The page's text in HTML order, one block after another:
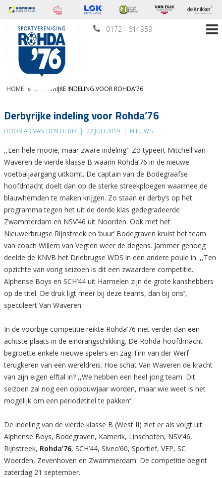
0172 - 614959
HOME » DERBYRIJKE INDELING VOOR ROHDA’76
Derbyrijke indeling voor Rohda’76
DOOR AD VAN DEN HERIK | 22 JULI 2019 | NIEUWS
,,Een hele mooie, maar zware indeling’’. Zo typeert Mitchell van
Waveren de vierde klasse B waarin Rohda’76 in de nieuwe
voetbaljaargang uitkomt. De captain van de Bodegraafse
hoofdmacht doelt dan op de sterke streekploegen waarmee de
blauwhemden te maken krijgen. Zo staan er derby’s op het
programma tegen het uit de derde klas gedegradeerde
Zwammerdam en NSV’46 uit Noorden. Ook met het
Nieuwerbrugse Rijnstreek en ‘buur’ Bodegraven kruist het team
van coach Willem van Vegten weer de degens. Jammer genoeg
deelde de KNVB het Driebrugse WDS in een andere poule in. ,,Ten
opzichte van vorig seizoen is dit een zwaardere competitie.
Alphense Boys en SCH’44 uit Harmelen zijn de grote kanshebbers
op de titel. De druk ligt meer bij deze teams, dan bij ons’’,
speculeert Van Waveren.
In de voorbije competitie reikte Rohda’76 niet verder dan een
achtste plaats in de eindrangschikking. De Rohda-hoofdmacht
begroette enkele nieuwe spelers en zag Tim van der Werf
terugkeren van een wereldreis. Hoe schat Van Waveren de kracht
van zijn eigen elftal in? ,,We hebben een heel jong team. Dit
seizoen zal nog een opbouwjaar worden, maar wie weet is het
mogelijk om een periodetitel te pakken’’.
De indeling van de vierde klasse B (West II) ziet er als volgt uit:
Alphense Boys, Bodegraven, Kamerik, Linschoten, NSV’46,
Rijnstreek, Rohda’76, SCH’44, Siveo’60, Sportief, VEP, SC
Woerden, Zevenhoven en Zwammerdam. De competitie begint
zaterdag 21 september.